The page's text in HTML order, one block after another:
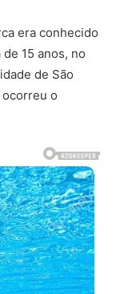
era conhecido
15 anos, no
de São
o